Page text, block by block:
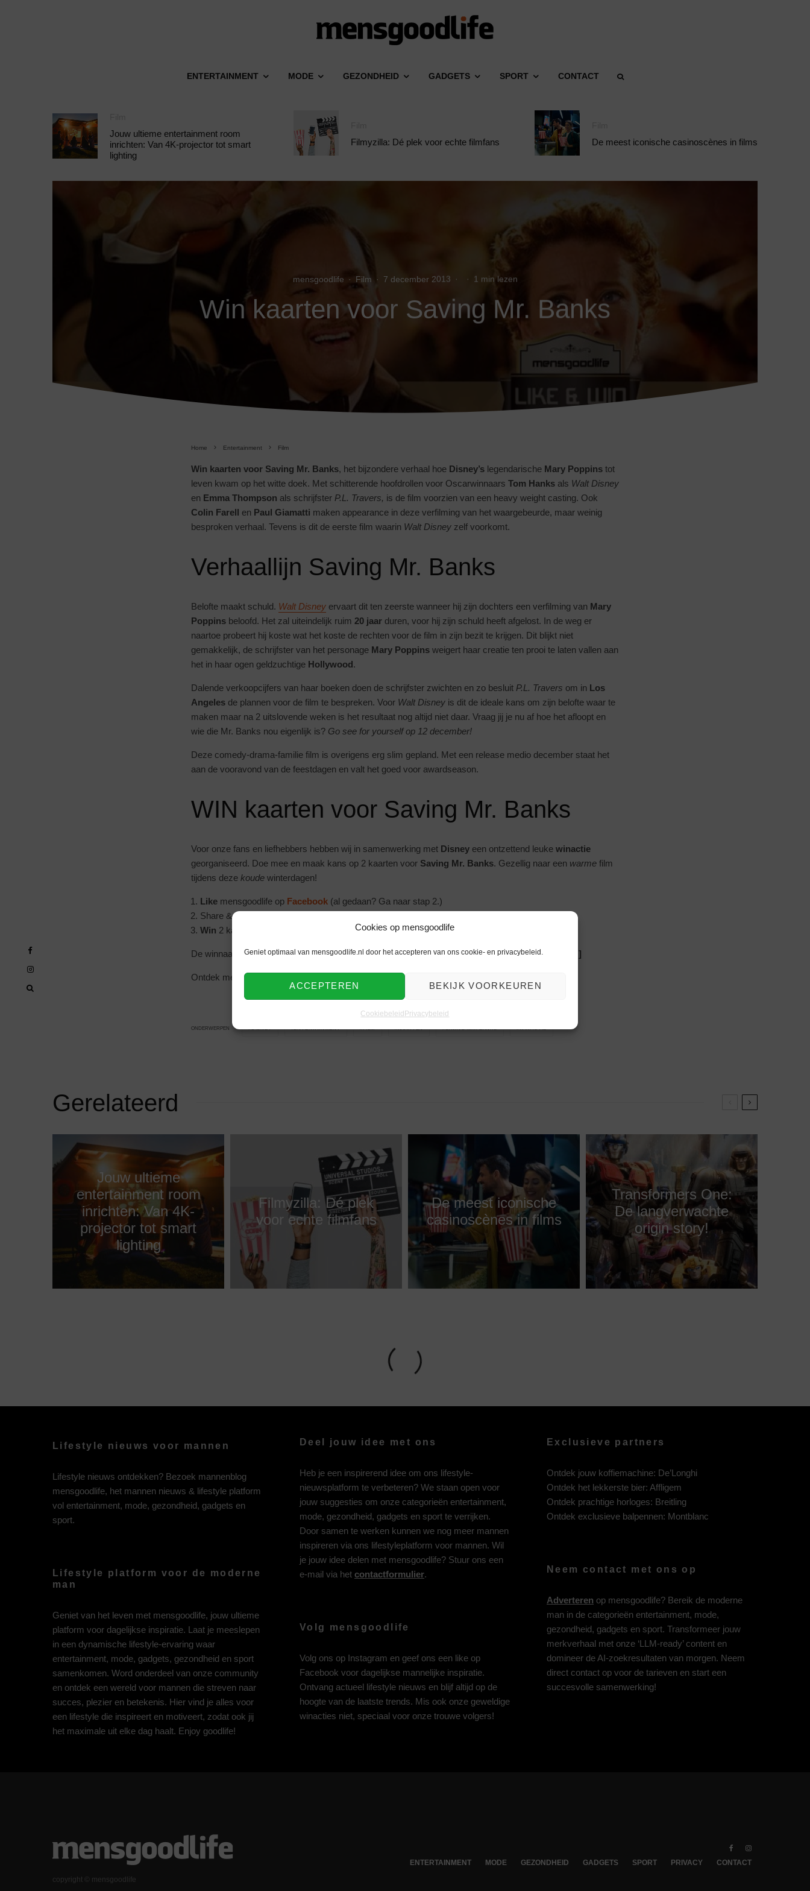
Cookies op mensgoodlife
Geniet optimaal van mensgoodlife.nl door het accepteren van ons cookie- en privacybeleid.
ACCEPTEREN BEKIJK VOORKEUREN
CookiebeleidPrivacybeleid
ENTERTAINMENT MODE GEZONDHEID GADGETS SPORT CONTACT
Jouw ultieme entertainment room
inrichten: Van 4K-projector tot smart
lighting
Filmyzilla: Dé plek voor echte filmfans De meest iconische casinoscènes in films
mensgoodlife · Film · 7 december 2013 · · 1 min lezen
Win kaarten voor Saving Mr. Banks
Home Entertainment Film
Win kaarten voor Saving Mr. Banks, het bijzondere verhaal hoe Disney’s legendarische Mary Poppins tot
leven kwam op het witte doek. Met schitterende hoofdrollen voor Oscarwinnaars Tom Hanks als Walt Disney
en Emma Thompson als schrijfster P.L. Travers, is de film voorzien van een heavy weight casting. Ook
Colin Farell en Paul Giamatti maken appearance in deze verfilming van het waargebeurde, maar weinig
besproken verhaal. Tevens is dit de eerste film waarin Walt Disney zelf voorkomt.
Verhaallijn Saving Mr. Banks
Belofte maakt schuld. Walt Disney ervaart dit ten zeerste wanneer hij zijn dochters een verfilming van Mary
Poppins beloofd. Het zal uiteindelijk ruim 20 jaar duren, voor hij zijn schuld heeft afgelost. In de weg er
naartoe probeert hij koste wat het koste de rechten voor de film in zijn bezit te krijgen. Dit blijkt niet
gemakkelijk, de schrijfster van het personage Mary Poppins weigert haar creatie ten prooi te laten vallen aan
het in haar ogen geldzuchtige Hollywood.
Dalende verkoopcijfers van haar boeken doen de schrijfster zwichten en zo besluit P.L. Travers om in Los
Angeles de plannen voor de film te bespreken. Voor Walt Disney is dit de ideale kans om zijn belofte waar te
maken maar na 2 uitslovende weken is het resultaat nog altijd niet daar. Vraag jij je nu af hoe het afloopt en
wie die Mr. Banks nou eigenlijk is? Go see for yourself op 12 december!
Deze comedy-drama-familie film is overigens erg slim gepland. Met een release medio december staat het
aan de vooravond van de feestdagen en valt het goed voor awardseason.
WIN kaarten voor Saving Mr. Banks
Voor onze fans en liefhebbers hebben wij in samenwerking met Disney een ontzettend leuke winactie
georganiseerd. Doe mee en maak kans op 2 kaarten voor Saving Mr. Banks. Gezellig naar een warme film
tijdens deze koude winterdagen!
Like mensgoodlife op Facebook (al gedaan? Ga naar stap 2.)
Share & Like onze
Win 2 kaarten voor
De winnaar wordt willekeurig gekozen uit alle deelnemers op12-12-2013.[ Deze actie is gesloten ]
Ontdek meerspannende misdaadfilms op lifestyle blog mensgoodlife.
ONDERWERPEN
Gerelateerd
Jouw ultieme
entertainment room
inrichten: Van 4K-
projector tot smart
lighting
Filmyzilla: Dé plek
voor echte filmfans
De meest iconische
casinoscènes in films
Transformers One:
De langverwachte
origin story!
Lifestyle nieuws voor mannen
Lifestyle nieuws ontdekken? Bezoek mannenblog
mensgoodlife, het mannen nieuws & lifestyle platform
vol entertainment, mode, gezondheid, gadgets en
sport.
Lifestyle platform voor de moderne
man
Geniet van het leven met mensgoodlife, jouw ultieme
platform voor dagelijkse inspiratie. Laat je meeslepen
in een dynamische lifestyle-ervaring waar
entertainment, mode, gadgets, gezondheid en sport
samenkomen. Word onderdeel van onze community
en ontdek een wereld voor mannen die streven naar
succes, plezier en betekenis. Hier vind je alles voor
een lifestyle die inspireert en motiveert, zodat ook jij
het maximale uit elke dag haalt. Enjoy goodlife!
Deel jouw idee met ons
Heb je een inspirerend idee om ons lifestyle-
nieuwsplatform te verbeteren? We staan open voor
jouw suggesties om onze categorieën entertainment,
mode, gezondheid, gadgets en sport te verrijken.
Door samen te werken kunnen we nog meer mannen
inspireren via ons lifestyleplatform voor mannen. Wil
je jouw idee delen met mensgoodlife? Stuur ons een
e-mail via het contactformulier.
Volg mensgoodlife
Volg ons op Instagram en geef ons een like op
Facebook voor dagelijkse mannelijke inspiratie.
Ontvang actueel lifestyle nieuws en blijf altijd op de
hoogte van de laatste trends. Mis ook onze geweldige
winacties niet, speciaal voor onze trouwe volgers!
Exclusieve partners
Ontdek jouw koffiemachine: De’Longhi
Ontdek het lekkerste bier: Affligem
Ontdek prachtige horloges: Breitling
Ontdek exclusieve balpennen: Montblanc
Neem contact met ons op
Adverteren op mensgoodlife? Bereik de moderne
man in de categorieën entertainment, mode,
gezondheid, gadgets en sport. Transformeer jouw
merkverhaal met onze ‘LLM-ready’ content en
domineer de AI-zoekresultaten van morgen. Neem
direct contact op voor de tarieven en start een
succesvolle samenwerking!
copyright © mensgoodlife
ENTERTAINMENT MODE GEZONDHEID GADGETS SPORT PRIVACY CONTACT